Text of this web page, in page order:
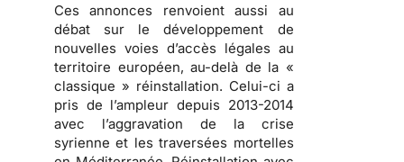
Ces annonces renvoient aussi au
débat sur le développement de
nouvelles voies d’accès légales au
territoire européen, au-delà de la «
classique » réinstallation. Celui-ci a
pris de l’ampleur depuis 2013-2014
avec l’aggravation de la crise
syrienne et les traversées mortelles